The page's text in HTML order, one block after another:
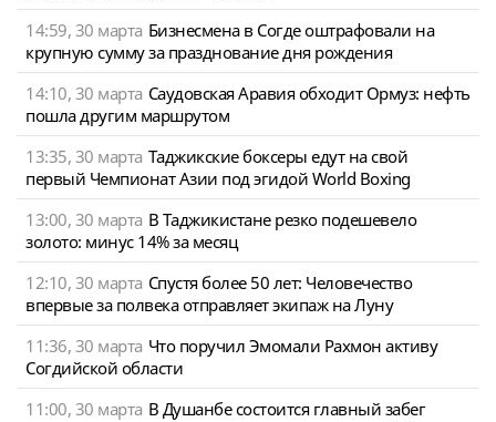
14:59, 30 марта Бизнесмена в Согде оштрафовали на
крупную сумму за празднование дня рождения
14:10, 30 марта Саудовская Аравия обходит Ормуз: нефть
пошла другим маршрутом
13:35, 30 марта Таджикские боксеры едут на свой
первый Чемпионат Азии под эгидой World Boxing
13:00, 30 марта В Таджикистане резко подешевело
золото: минус 14% за месяц
12:10, 30 марта Спустя более 50 лет: Человечество
впервые за полвека отправляет экипаж на Луну
11:36, 30 марта Что поручил Эмомали Рахмон активу
Согдийской области
11:00, 30 марта В Душанбе состоится главный забег